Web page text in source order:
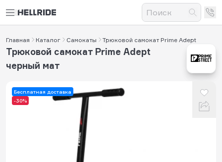
Главная Каталог Самокаты Трюковой самокат Prime Adept
Бесплатная доставка
-30%
Трюковой самокат Prime Adept
черный мат